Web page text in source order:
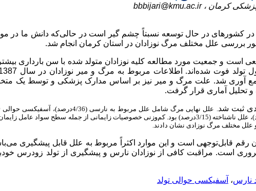
پزشکی کرمان ،bbbijari@kmu.ac.ir
در کشورهای در حال توسعه نسبتاً چشم گیر است در حالی‌که دانش ما در
بررسی علل مختلف مرگ نوزادان در استان کرمان انجام شد.
آوری شد. علت مرگ و میر نیز بر اساس مدارک پزشکی و توسط یک
و تحلیل آماری قرار گرفت.
.
(6/13درصد)، و ناهنجاری‌های تکاملی مادرزادی (8/13درصد)، علل ناشناخته (3/15درصد) بود. کم‌وزنی خصوصیات زایمانی از
علل مختلف مرگ نوزادی نشان دادند.
رقم قابل‌توجهی است و این موارد اکثراً مربوط به علل قابل پیشگیری
ضروری است. مراقبت کافی از نوزادان نارس و پیشگیری از تولد زودرس
نارس، آسفیکسی حوالی تولد